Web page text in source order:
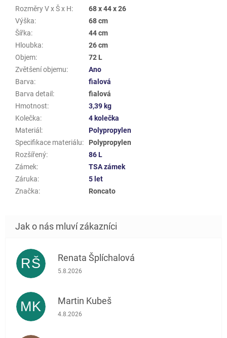
Rozměry V x Š x H:
68 x 44 x 26
Výška:
68 cm
Šířka:
44 cm
Hloubka:
26 cm
Objem:
72 L
Zvětšení objemu:
Ano
Barva:
fialová
Barva detail :
fialová
Hmotnost:
3,39 kg
Kolečka:
4 kolečka
Materiál :
Polypropylen
Specifikace materiálu:
Polypropylen
Rozšířený:
86 L
Zámek:
TSA zámek
Záruka:
5 let
Značka: Roncato
RŠ Renata Šplíchalová
Hodnocení obchodu je 5 z 5 hvězdiček.
5.8.2026
MK Martin Kubeš
Hodnocení obchodu je 5 z 5 hvězdiček.
4.8.2026